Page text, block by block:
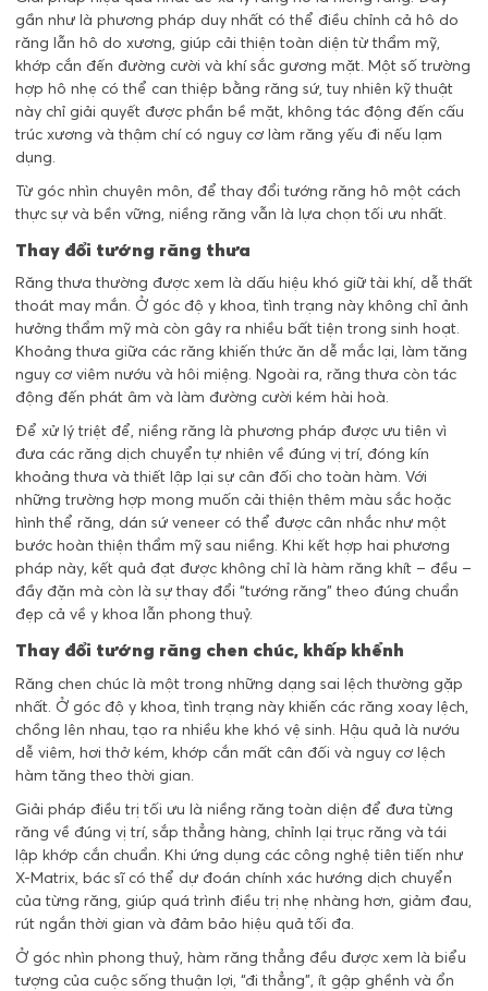
gần như là phương pháp duy nhất có thể điều chỉnh cả hô do
răng lẫn hô do xương, giúp cải thiện toàn diện từ thẩm mỹ,
khớp cắn đến đường cười và khí sắc gương mặt. Một số trường
hợp hô nhẹ có thể can thiệp bằng răng sứ, tuy nhiên kỹ thuật
này chỉ giải quyết được phần bề mặt, không tác động đến cấu
trúc xương và thậm chí có nguy cơ làm răng yếu đi nếu lạm
dụng.
Từ góc nhìn chuyên môn, để thay đổi tướng răng hô một cách
thực sự và bền vững, niềng răng vẫn là lựa chọn tối ưu nhất.
Thay đổi tướng răng thưa
Răng thưa thường được xem là dấu hiệu khó giữ tài khí, dễ thất
thoát may mắn. Ở góc độ y khoa, tình trạng này không chỉ ảnh
hưởng thẩm mỹ mà còn gây ra nhiều bất tiện trong sinh hoạt.
Khoảng thưa giữa các răng khiến thức ăn dễ mắc lại, làm tăng
nguy cơ viêm nướu và hôi miệng. Ngoài ra, răng thưa còn tác
động đến phát âm và làm đường cười kém hài hoà.
Để xử lý triệt để, niềng răng là phương pháp được ưu tiên vì
đưa các răng dịch chuyển tự nhiên về đúng vị trí, đóng kín
khoảng thưa và thiết lập lại sự cân đối cho toàn hàm. Với
những trường hợp mong muốn cải thiện thêm màu sắc hoặc
hình thể răng, dán sứ veneer có thể được cân nhắc như một
bước hoàn thiện thẩm mỹ sau niềng. Khi kết hợp hai phương
pháp này, kết quả đạt được không chỉ là hàm răng khít – đều –
đầy đặn mà còn là sự thay đổi “tướng răng” theo đúng chuẩn
đẹp cả về y khoa lẫn phong thuỷ.
Thay đổi tướng răng chen chúc, khấp khểnh
Răng chen chúc là một trong những dạng sai lệch thường gặp
nhất. Ở góc độ y khoa, tình trạng này khiến các răng xoay lệch,
chồng lên nhau, tạo ra nhiều khe khó vệ sinh. Hậu quả là nướu
dễ viêm, hơi thở kém, khớp cắn mất cân đối và nguy cơ lệch
hàm tăng theo thời gian.
Giải pháp điều trị tối ưu là niềng răng toàn diện để đưa từng
răng về đúng vị trí, sắp thẳng hàng, chỉnh lại trục răng và tái
lập khớp cắn chuẩn. Khi ứng dụng các công nghệ tiên tiến như
X-Matrix, bác sĩ có thể dự đoán chính xác hướng dịch chuyển
của từng răng, giúp quá trình điều trị nhẹ nhàng hơn, giảm đau,
rút ngắn thời gian và đảm bảo hiệu quả tối đa.
Ở góc nhìn phong thuỷ, hàm răng thẳng đều được xem là biểu
tượng của cuộc sống thuận lợi, “đi thẳng”, ít gập ghềnh và ổn